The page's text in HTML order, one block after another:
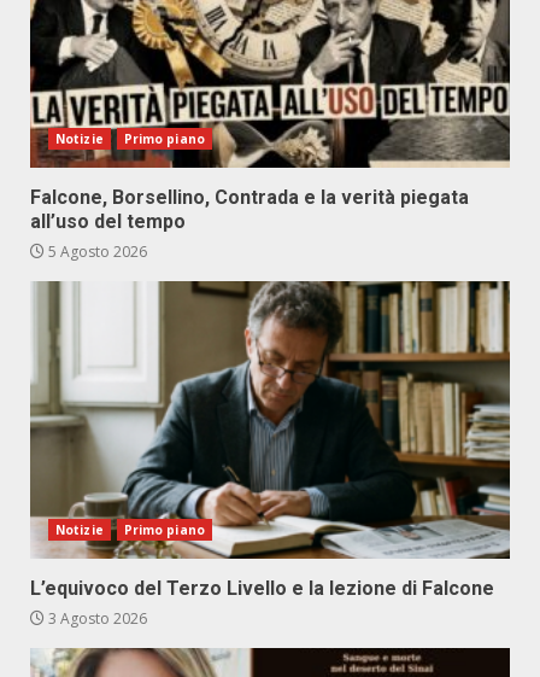
Notizie Primo piano
Falcone, Borsellino, Contrada e la verità piegata
all’uso del tempo
5 Agosto 2026
Notizie Primo piano
L’equivoco del Terzo Livello e la lezione di Falcone
3 Agosto 2026